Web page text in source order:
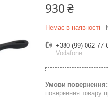
930 ₴
Немає в наявності
+380 (99) 062-77-
Vodafone
повернення товару